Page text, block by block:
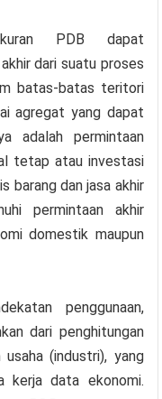
PDB dapat
dari suatu proses
batas-batas teritori
agregat yang dapat
adalah permintaan
tetap atau investasi
barang dan jasa akhir
permintaan akhir
domestik maupun
penggunaan,
dari penghitungan
(industri), yang
kerja data ekonomi.